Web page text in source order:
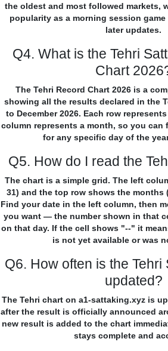
the oldest and most followed markets,
popularity as a morning session
later updates.
Q4. What is the Tehri
Chart
The Tehri Record Chart 2026 is a
showing all the results declared in the
to December 2026. Each row
column represents a month, so you
for any specific day of the
Q5. How do I read the
The chart is a simple grid. The left
31) and the top row shows the months
Find your date in the left column, then
you want — the number shown in that
on that day. If the cell shows "--" it
is not yet available or was
Q6. How often is the Tehri
updated?
The Tehri chart on a1-sattaking.xyz is
after the result is officially announced
new result is added to the chart
stays complete and